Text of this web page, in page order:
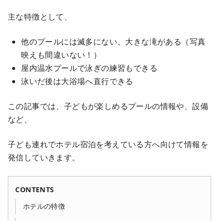
主な特徴として、
他のプールには滅多にない、大きな滝がある（写真
映えも間違いない！）
屋内温水プールで泳ぎの練習もできる
泳いだ後は大浴場へ直行できる
この記事では、子どもが楽しめるプールの情報や、設備
など、
子ども連れでホテル宿泊を考えている方へ向けて情報を
発信していきます。
CONTENTS
ホテルの特徴